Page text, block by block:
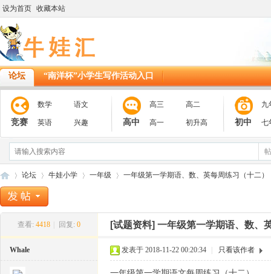
设为首页 收藏本站
论坛 “南洋杯”小学生写作活动入口
竞赛
数学 语文
英语 兴趣 高中
高三 高二
高一 初升高 初中
九
七
论坛
›
牛娃小学
›
一年级
›
一年级第一学期语、数、英每周练习（十二）
查看: 4418 回复: 0 [试题资料] 一年级第一学期语、数、
Whale 发表于 2018-11-22 00:20:34 只看该作者